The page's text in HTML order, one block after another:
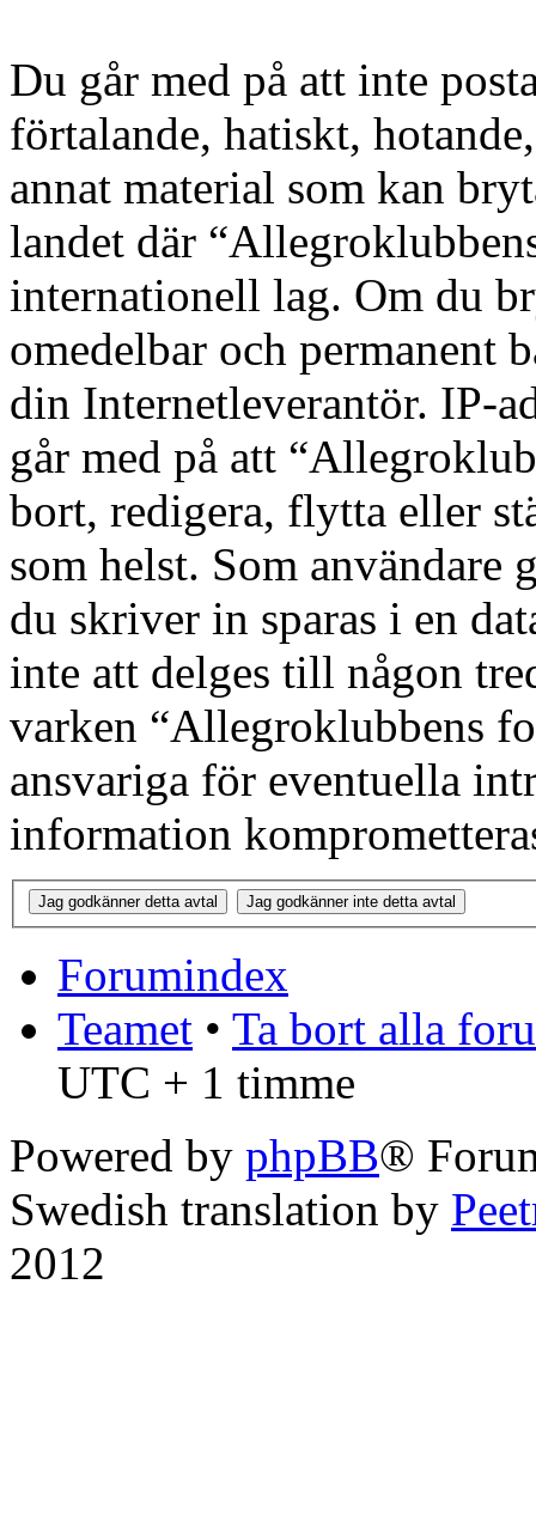
Du går med på att inte
förtalande, hatiskt,
annat material som kan
landet där
internationell lag. Om du
omedelbar och permanent
din Internetleverantör. IP-
går med på att
bort, redigera, flytta eller
som helst. Som
du skriver in sparas i en
inte att delges till någon
varken “Allegroklubbens
ansvariga för eventuella
information
Forumindex
Teamet • Ta bort alla
UTC + 1 timme
Powered by phpBB®
Swedish translation by
2012